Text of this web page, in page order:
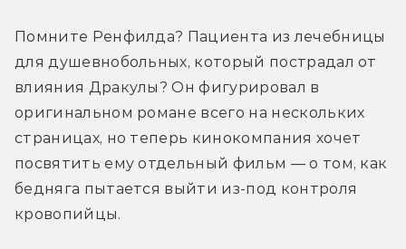
Помните Ренфилда? Пациента из лечебницы
для душевнобольных, который пострадал от
влияния Дракулы? Он фигурировал в
оригинальном романе всего на нескольких
страницах, но теперь кинокомпания хочет
посвятить ему отдельный фильм — о том, как
бедняга пытается выйти из-под контроля
кровопийцы.